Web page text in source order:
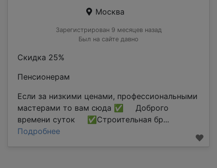
Москва
Зарегистрирован 9 месяцев назад
Был на сайте давно
Скидка 25%
Пенсионерам
Если за низкими ценами, профессиональными
мастерами то вам сюда ✅ Доброго
времени суток ✅Строительная бр...
Подробнее